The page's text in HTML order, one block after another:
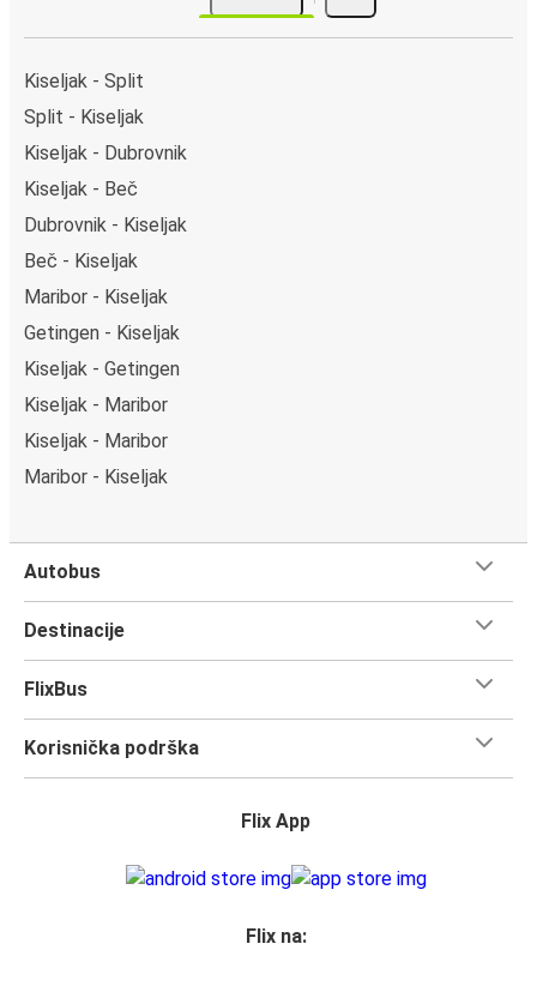
Kiseljak - Split
Split - Kiseljak
Kiseljak - Dubrovnik
Kiseljak - Beč
Dubrovnik - Kiseljak
Beč - Kiseljak
Maribor - Kiseljak
Getingen - Kiseljak
Kiseljak - Getingen
Kiseljak - Maribor
Kiseljak - Maribor
Maribor - Kiseljak
Autobus
Destinacije
FlixBus
Korisnička podrška
Flix App
Flix na: